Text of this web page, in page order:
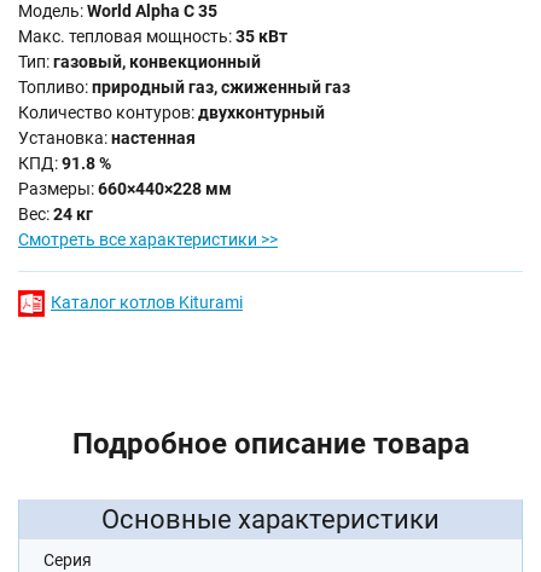
Модель:World Alpha C 35
Макс. тепловая мощность:35 кВт
Тип:газовый, конвекционный
Топливо:природный газ, сжиженный газ
Количество контуров:двухконтурный
Установка:настенная
КПД:91.8 %
Размеры:660×440×228 мм
Вес:24 кг
Смотреть все характеристики >>
Каталог котлов Kiturami
Подробное описание товара
Основные характеристики
Серия